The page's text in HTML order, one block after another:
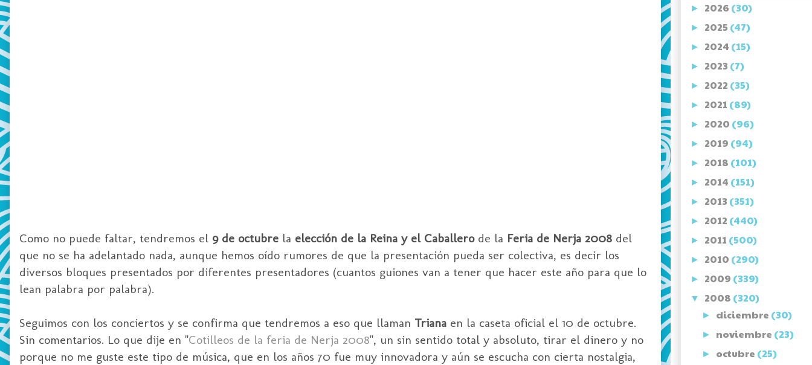
Como no puede faltar, tendremos el 9 de octubre la elección de la Reina y el Caballerode la Feria de Nerja 2008 del
que no se ha adelantado nada, aunque hemos oído rumores de que la presentación pueda ser colectiva, es decir los
diversos bloques presentados por diferentes presentadores (cuantos guiones van a tener que hacer este año para que lo
lean palabra por palabra).
Seguimos con los conciertos y se confirma que tendremos a eso que llaman Triana en la caseta oficial el 10 de octubre.
Sin comentarios. Lo que dije en "Cotilleos de la feria de Nerja 2008", un sin sentido total y absoluto, tirar el dinero y no
porque no me guste este tipo de música, que en los años 70 fue muy innovadora y aún se escucha con cierta nostalgia,
► 2026 (30)
► 2025 (47)
► 2024 (15)
► 2023 (7)
► 2022 (35)
► 2021 (89)
► 2020 (96)
► 2019 (94)
► 2018 (101)
► 2014 (151)
► 2013 (351)
► 2012 (440)
► 2011 (500)
► 2010 (290)
► 2009 (339)
▼ 2008 (320)
► diciembre (30)
► noviembre (23)
► octubre (25)